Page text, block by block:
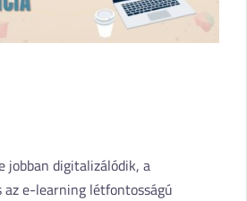
jobban digitalizálódik, a
az e-learning létfontosságú